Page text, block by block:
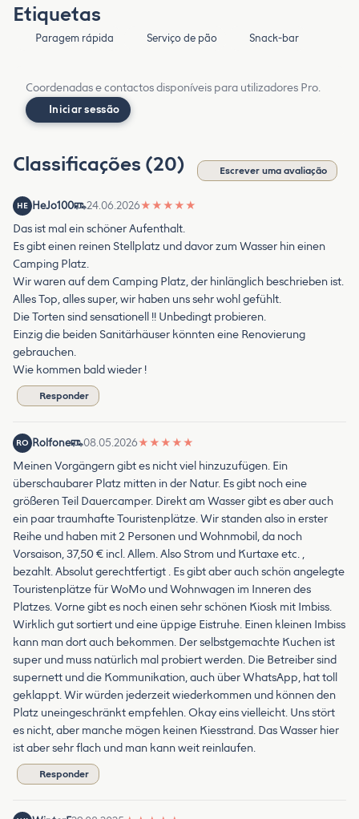
Etiquetas
Paragem rápida Serviço de pão Snack-bar
Coordenadas e contactos disponíveis para utilizadores Pro.
Iniciar sessão
Classificações (20) Escrever uma avaliação
HE HeJo100 24.06.2026★ ★ ★ ★ ★
Das ist mal ein schöner Aufenthalt.
Es gibt einen reinen Stellplatz und davor zum Wasser hin einen
Camping Platz.
Wir waren auf dem Camping Platz, der hinlänglich beschrieben ist.
Alles Top, alles super, wir haben uns sehr wohl gefühlt.
Die Torten sind sensationell !! Unbedingt probieren.
Einzig die beiden Sanitärhäuser könnten eine Renovierung
gebrauchen.
Wie kommen bald wieder !
Responder
RO Rolfone 08.05.2026★ ★ ★ ★ ★
Meinen Vorgängern gibt es nicht viel hinzuzufügen. Ein
überschaubarer Platz mitten in der Natur. Es gibt noch eine
größeren Teil Dauercamper. Direkt am Wasser gibt es aber auch
ein paar traumhafte Touristenplätze. Wir standen also in erster
Reihe und haben mit 2 Personen und Wohnmobil, da noch
Vorsaison, 37,50 € incl. Allem. Also Strom und Kurtaxe etc. ,
bezahlt. Absolut gerechtfertigt . Es gibt aber auch schön angelegte
Touristenplätze für WoMo und Wohnwagen im Inneren des
Platzes. Vorne gibt es noch einen sehr schönen Kiosk mit Imbiss.
Wirklich gut sortiert und eine üppige Eistruhe. Einen kleinen Imbiss
kann man dort auch bekommen. Der selbstgemachte Kuchen ist
super und muss natürlich mal probiert werden. Die Betreiber sind
supernett und die Kommunikation, auch über WhatsApp, hat toll
geklappt. Wir würden jederzeit wiederkommen und können den
Platz uneingeschränkt empfehlen. Okay eins vielleicht. Uns stört
es nicht, aber manche mögen keinen Kiesstrand. Das Wasser hier
ist aber sehr flach und man kann weit reinlaufen.
Responder